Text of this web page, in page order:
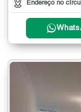
Endereço no